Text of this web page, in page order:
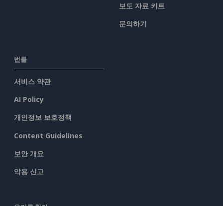
보도 자료 키트
문의하기
법률
서비스 약관
AI Policy
개인정보 보호정책
Content Guidelines
보안 개요
악용 신고